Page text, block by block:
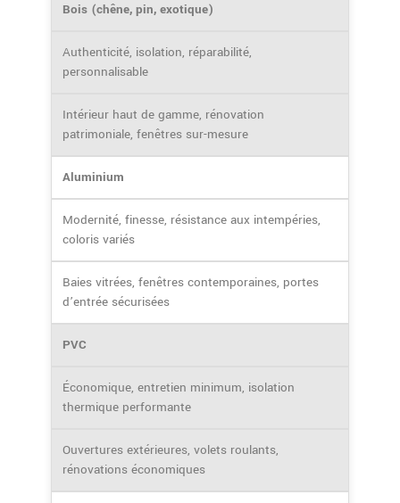
Bois (chêne, pin, exotique)
Authenticité, isolation, réparabilité,
personnalisable
Intérieur haut de gamme, rénovation
patrimoniale, fenêtres sur-mesure
Aluminium
Modernité, finesse, résistance aux intempéries,
coloris variés
Baies vitrées, fenêtres contemporaines, portes
d’entrée sécurisées
PVC
Économique, entretien minimum, isolation
thermique performante
Ouvertures extérieures, volets roulants,
rénovations économiques